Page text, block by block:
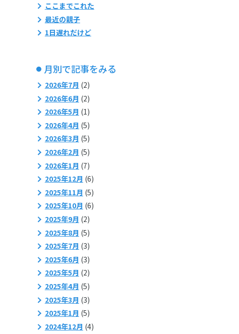
ここまでこれた
最近の親子
1日遅れだけど
月別で記事をみる
2026年7月 (2)
2026年6月 (2)
2026年5月 (1)
2026年4月 (5)
2026年3月 (5)
2026年2月 (5)
2026年1月 (7)
2025年12月 (6)
2025年11月 (5)
2025年10月 (6)
2025年9月 (2)
2025年8月 (5)
2025年7月 (3)
2025年6月 (3)
2025年5月 (2)
2025年4月 (5)
2025年3月 (3)
2025年1月 (5)
2024年12月 (4)